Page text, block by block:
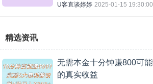
U客直谈婷婷 2025-01-15 19:30:00
精选资讯
无需本金十分钟赚800可
的真实收益